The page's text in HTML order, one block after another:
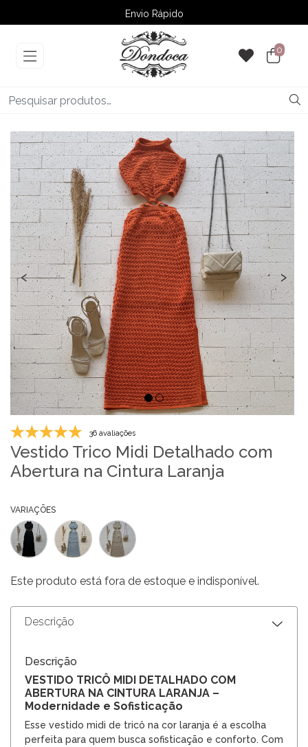
Envio Rápido
➚ Ofertas– Até 60% OFF
0
‹ ›
36 avaliações
Vestido Trico Midi Detalhado com
Abertura na Cintura Laranja
VARIAÇÕES
Este produto está fora de estoque e indisponível.
Descrição
Descrição
VESTIDO TRICÔ MIDI DETALHADO COM
ABERTURA NA CINTURA LARANJA –
Modernidade e Sofisticação
Esse vestido midi de tricô na cor laranja é a escolha
perfeita para quem busca sofisticação e conforto. Com